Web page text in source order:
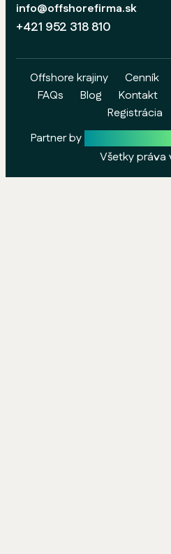
info@offshorefirma.sk
+421 952 318 810
Offshore krajiny Cenník
FAQs
Blog Kontakt
Registrácia
Partner by
Všetky práva